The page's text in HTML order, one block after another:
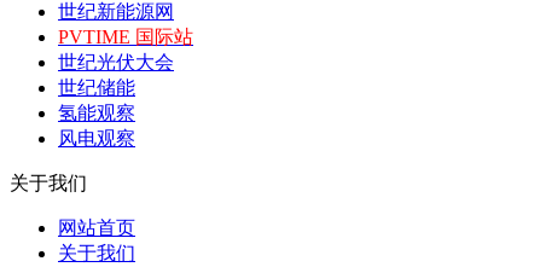
世纪新能源网
PVTIME 国际站
世纪光伏大会
世纪储能
氢能观察
风电观察
关于我们
网站首页
关于我们